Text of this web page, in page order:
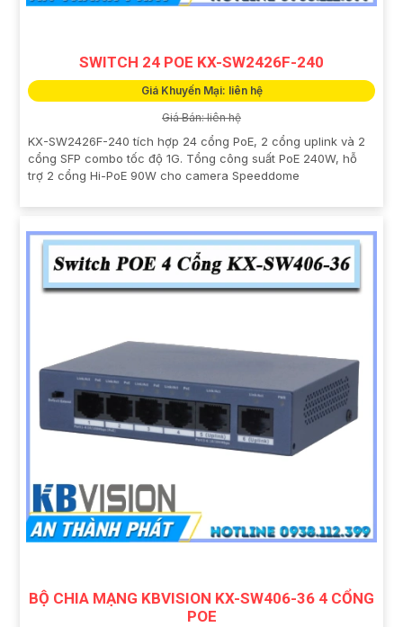
SWITCH 24 POE KX-SW2426F-240
Giá Khuyến Mại: liên hệ
Giá Bán: liên hệ
KX-SW2426F-240 tích hợp 24 cổng PoE, 2 cổng uplink và 2
cổng SFP combo tốc độ 1G. Tổng công suất PoE 240W, hỗ
trợ 2 cổng Hi-PoE 90W cho camera Speeddome
BỘ CHIA MẠNG KBVISION KX-SW406-36 4 CỔNG
POE